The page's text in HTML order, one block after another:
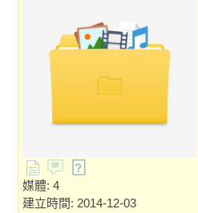
媒體: 4
建立時間: 2014-12-03